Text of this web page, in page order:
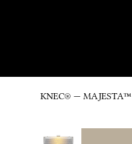
KNEC® — MAJESTA™